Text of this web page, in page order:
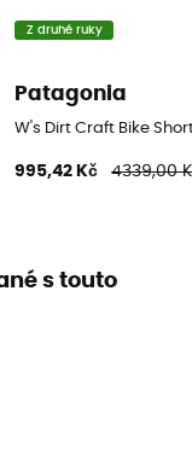
kraťasy - Modrý
Z druhé ruky
Patagonia
W's Dirt Craft Bike
995,42 Kč 4339,00
s touto